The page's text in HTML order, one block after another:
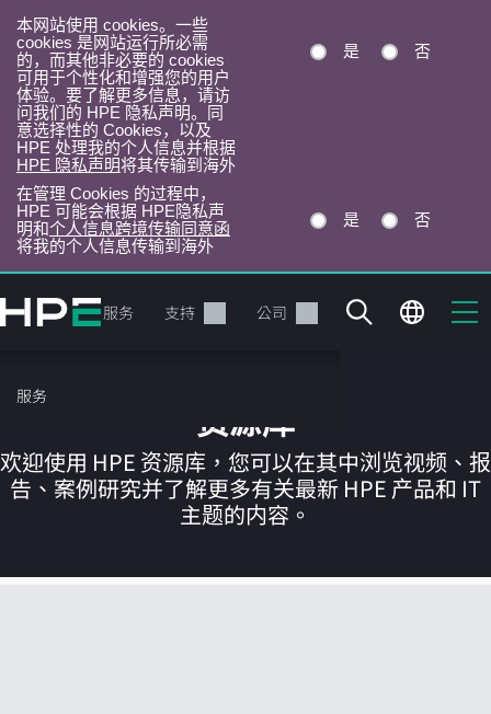
本网站使用 cookies。一些
cookies 是网站运行所必需
的，而其他非必要的 cookies
可用于个性化和增强您的用户
体验。要了解更多信息，请访
问我们的 HPE 隐私声明。同
意选择性的 Cookies，以及
HPE 处理我的个人信息并根据
HPE 隐私声明将其传输到海外
是 否
在管理 Cookies 的过程中，
HPE 可能会根据 HPE隐私声
明和个人信息跨境传输同意函
将我的个人信息传输到海外
是 否
转
到
目
录
产品 服务 支持 公司
服务
您的购物车目前是空的
资源库
欢迎使用 HPE 资源库，您可以在其中浏览视频、报
告、案例研究并了解更多有关最新 HPE 产品和 IT
主题的内容。